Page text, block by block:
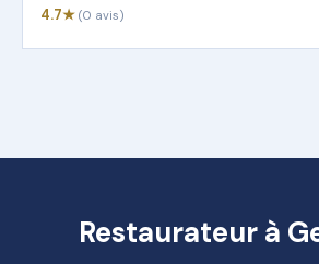
4.7★ (0 avis)
Restaurateur à